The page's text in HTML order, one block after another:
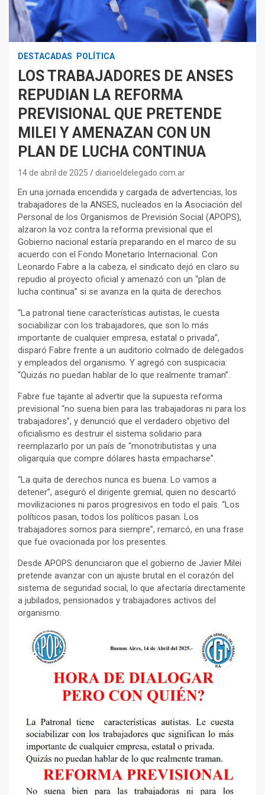
DESTACADAS POLÍTICA
LOS TRABAJADORES DE ANSES
REPUDIAN LA REFORMA
PREVISIONAL QUE PRETENDE
MILEI Y AMENAZAN CON UN
PLAN DE LUCHA CONTINUA
14 de abril de 2025 diarioeldelegado.com.ar
En una jornada encendida y cargada de advertencias, los
trabajadores de la ANSES, nucleados en la Asociación del
Personal de los Organismos de Previsión Social (APOPS),
alzaron la voz contra la reforma previsional que el
Gobierno nacional estaría preparando en el marco de su
acuerdo con el Fondo Monetario Internacional. Con
Leonardo Fabre a la cabeza, el sindicato dejó en claro su
repudio al proyecto oficial y amenazó con un “plan de
lucha continua” si se avanza en la quita de derechos.
“La patronal tiene características autistas, le cuesta
sociabilizar con los trabajadores, que son lo más
importante de cualquier empresa, estatal o privada”,
disparó Fabre frente a un auditorio colmado de delegados
y empleados del organismo. Y agregó con suspicacia:
“Quizás no puedan hablar de lo que realmente traman”.
Fabre fue tajante al advertir que la supuesta reforma
previsional “no suena bien para las trabajadoras ni para los
trabajadores”, y denunció que el verdadero objetivo del
oficialismo es destruir el sistema solidario para
reemplazarlo por un país de “monotributistas y una
oligarquía que compre dólares hasta empacharse”.
“La quita de derechos nunca es buena. Lo vamos a
detener”, aseguró el dirigente gremial, quien no descartó
movilizaciones ni paros progresivos en todo el país. “Los
políticos pasan, todos los políticos pasan. Los
trabajadores somos para siempre”, remarcó, en una frase
que fue ovacionada por los presentes.
Desde APOPS denunciaron que el gobierno de Javier Milei
pretende avanzar con un ajuste brutal en el corazón del
sistema de seguridad social, lo que afectaría directamente
a jubilados, pensionados y trabajadores activos del
organismo.